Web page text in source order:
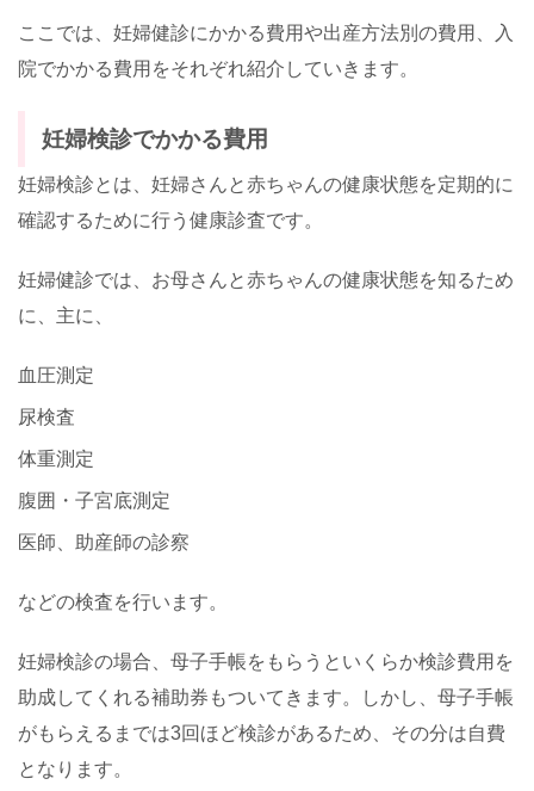
ここでは、妊婦健診にかかる費用や出産方法別の費用、入
院でかかる費用をそれぞれ紹介していきます。
妊婦検診でかかる費用
妊婦検診とは、妊婦さんと赤ちゃんの健康状態を定期的に
確認するために行う健康診査です。
妊婦健診では、お母さんと赤ちゃんの健康状態を知るため
に、主に、
血圧測定
尿検査
体重測定
腹囲・子宮底測定
医師、助産師の診察
などの検査を行います。
妊婦検診の場合、母子手帳をもらうといくらか検診費用を
助成してくれる補助券もついてきます。しかし、母子手帳
がもらえるまでは3回ほど検診があるため、その分は自費
となります。